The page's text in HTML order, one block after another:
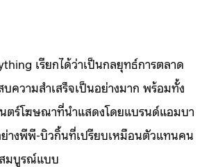
เรียกได้ว่าเป็นกลยุทธ์การตลาด
ความสำเสร็จเป็นอย่างมาก พร้อมทั้ง
ตร์โฆษณาที่นำแสดงโดยแบรนด์แอมบา
างพีพี-บิวกิ้นที่เปรียบเหมือนตัวแทนคน
มบูรณ์แบบ